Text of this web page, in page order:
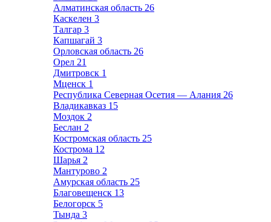
Алматинская область 26
Каскелен 3
Талгар 3
Капшагай 3
Орловская область 26
Орел 21
Дмитровск 1
Мценск 1
Республика Северная Осетия — Алания 26
Владикавказ 15
Моздок 2
Беслан 2
Костромская область 25
Кострома 12
Шарья 2
Мантурово 2
Амурская область 25
Благовещенск 13
Белогорск 5
Тында 3